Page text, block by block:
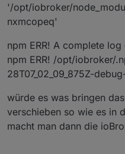
'/opt/iobroker/
nxmcopeq'
npm ERR! A complete
npm ERR! /opt/iobroker/
28T07_02_09_875Z-
würde es was bringen
verschieben so wie es in
macht man dann die